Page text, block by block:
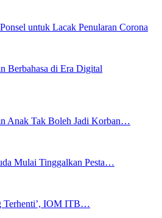
untuk Lacak Penularan Corona
Berbahasa di Era Digital
Anak Tak Boleh Jadi Korban…
Mulai Tinggalkan Pesta…
Terhenti’, IOM ITB…